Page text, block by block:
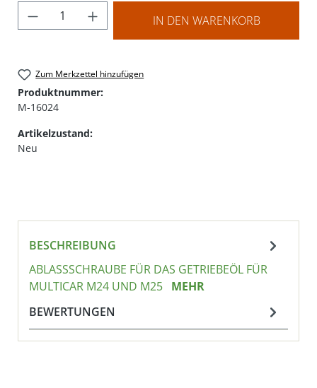
Produkt Anzahl: Gib den gewünschten
IN DEN WARENKORB
Zum Merkzettel hinzufügen
Produktnummer:
M-16024
Artikelzustand:
Neu
BESCHREIBUNG
ABLASSSCHRAUBE FÜR DAS GETRIEBEÖL FÜR
MULTICAR M24 UND M25 MEHR
BEWERTUNGEN